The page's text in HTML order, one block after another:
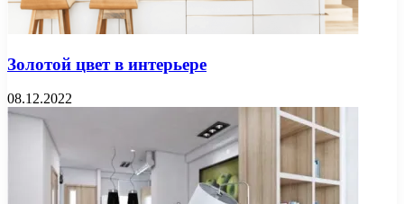
Золотой цвет в интерьере
08.12.2022